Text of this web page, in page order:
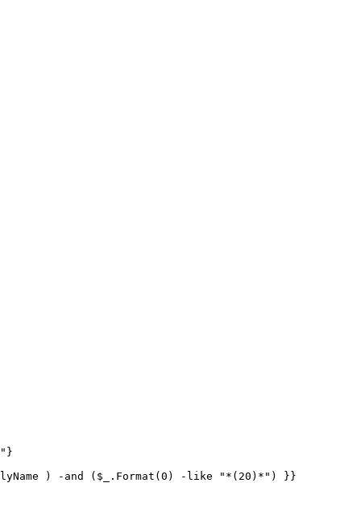
) -and ($_.Format(0) -like "*(20)*") }}